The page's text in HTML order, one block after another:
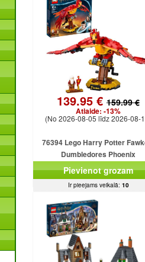
139.95 € 159.99 €
Atlaide: -13%
(No 2026-08-05 līdz 2026-08-
76394 Lego Harry Potter
Dumbledores Phoenix
Pievienot grozam
Ir pieejams veikalā: 10